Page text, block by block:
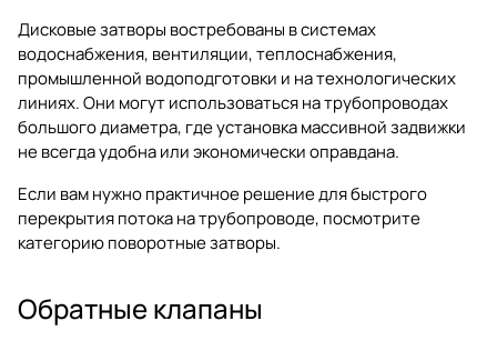
Дисковые затворы востребованы в системах
водоснабжения, вентиляции, теплоснабжения,
промышленной водоподготовки и на технологических
линиях. Они могут использоваться на трубопроводах
большого диаметра, где установка массивной задвижки
не всегда удобна или экономически оправдана.
Если вам нужно практичное решение для быстрого
перекрытия потока на трубопроводе, посмотрите
категориюповоротные затворы.
Обратные клапаны